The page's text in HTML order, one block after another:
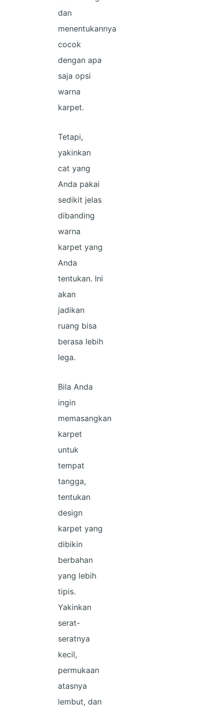
dan
menentukannya
cocok
dengan apa
saja opsi
warna
karpet.
Tetapi,
yakinkan
cat yang
Anda pakai
sedikit jelas
dibanding
warna
karpet yang
Anda
tentukan. Ini
akan
jadikan
ruang bisa
berasa lebih
lega.
Bila Anda
ingin
memasangkan
karpet
untuk
tempat
tangga,
tentukan
design
karpet yang
dibikin
berbahan
yang lebih
tipis.
Yakinkan
serat-
seratnya
kecil,
permukaan
atasnya
lembut, dan